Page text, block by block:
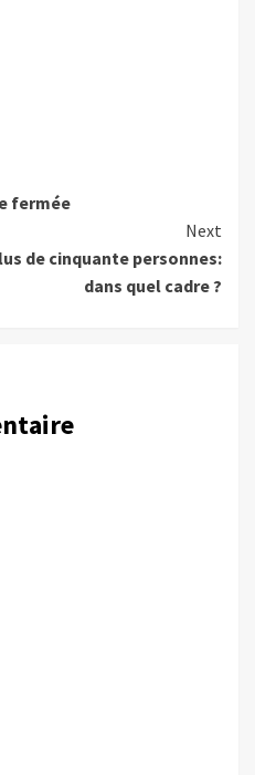
fermée
Next
de cinquante personnes:
dans quel cadre ?